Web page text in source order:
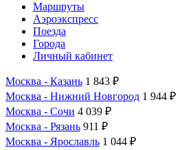
Маршруты
Аэроэкспресс
Поезда
Города
Личный кабинет
Москва - Казань 1 843 ₽
Москва - Нижний Новгород 1 944 ₽
Москва - Сочи 4 039 ₽
Москва - Рязань 911 ₽
Москва - Ярославль 1 044 ₽